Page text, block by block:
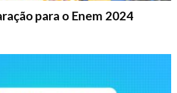
para o Enem 2024